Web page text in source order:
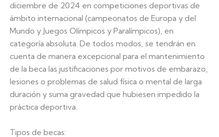
diciembre de 2024 en competiciones deportivas de
ámbito internacional (campeonatos de Europa y del
Mundo y Juegos Olímpicos y Paralímpicos), en
categoría absoluta. De todos modos, se tendrán en
cuenta de manera excepcional para el mantenimiento
de la beca las justificaciones por motivos de embarazo,
lesiones o problemas de salud física o mental de larga
duración y suma gravedad que hubiesen impedido la
práctica deportiva.
Tipos de becas: